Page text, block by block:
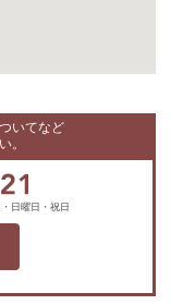
いてなど
。
日曜日・祝日